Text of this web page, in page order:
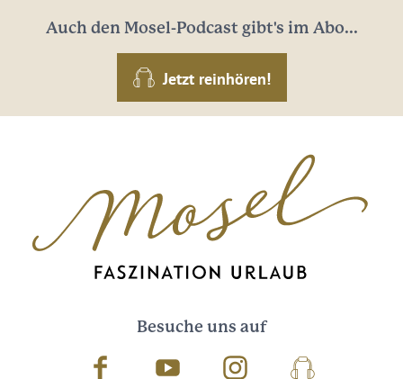
Auch den Mosel-Podcast gibt's im Abo...
Jetzt reinhören!
Besuche uns auf
Facebook Youtube InstagramPodcast